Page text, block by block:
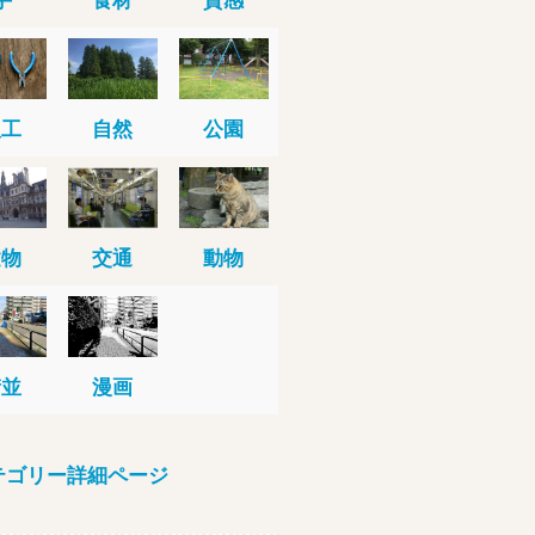
自然 公園
交通 動物
漫画
ゴリー詳細ページ